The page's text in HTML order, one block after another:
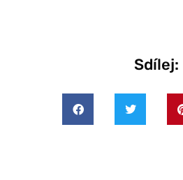
Sdílej: